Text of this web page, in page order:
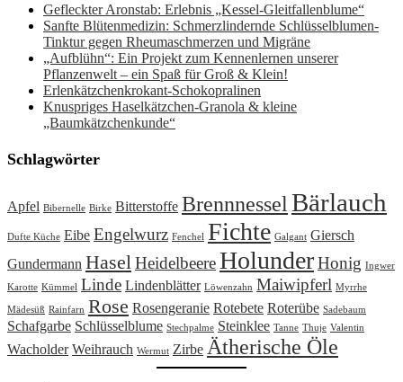
Gefleckter Aronstab: Erlebnis „Kessel-Gleitfallenblume“
Sanfte Blütenmedizin: Schmerzlindernde Schlüsselblumen-
Tinktur gegen Rheumaschmerzen und Migräne
„Aufblühn“: Ein Projekt zum Kennenlernen unserer
Pflanzenwelt – ein Spaß für Groß & Klein!
Erlenkätzchenkrokant-Schokopralinen
Knuspriges Haselkätzchen-Granola & kleine
„Baumkätzchenkunde“
Schlagwörter
Apfel Bibernelle Birke Bitterstoffe Brennnessel Bärlauch
Dufte Küche Eibe Engelwurz Fenchel Fichte Galgant Giersch
Gundermann HaselHeidelbeereHolunderHonig Ingwer
Karotte Kümmel Linde Lindenblätter Löwenzahn Maiwipferl Myrrhe
Mädesüß Rainfarn Rose Rosengeranie Rotebete Roterübe Sadebaum
Schafgarbe Schlüsselblume Stechpalme Steinklee Tanne Thuje Valentin
Wacholder Weihrauch Wermut Zirbe Ätherische Öle